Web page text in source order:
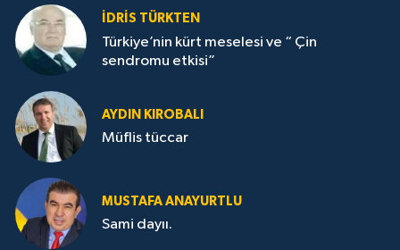
İDRİS TÜRKTEN
Türkiye’nin kürt meselesi ve “ Çin
sendromu etkisi”
AYDIN KIROBALI
Müflis tüccar
MUSTAFA ANAYURTLU
Sami dayıı.